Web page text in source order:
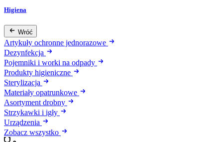
Higiena
Wróć
Artykuły ochronne jednorazowe
Dezynfekcja
Pojemniki i worki na odpady
Produkty higieniczne
Sterylizacja
Materiały opatrunkowe
Asortyment drobny
Strzykawki i igły
Urządzenia
Zobacz wszystko